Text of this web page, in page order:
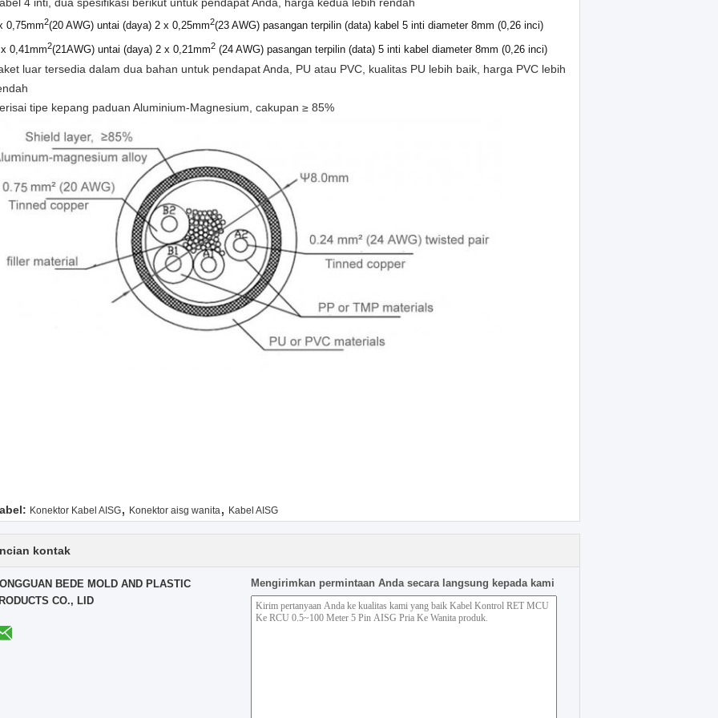
0,75mm2(20 AWG) untai (daya) 2 x 0,25mm2(23 AWG) pasangan terpilin (data) kabel 5 inti diameter 8mm (0,26 inci)
0,41mm2(21AWG) untai (daya) 2 x 0,21mm2 (24 AWG) pasangan terpilin (data) 5 inti kabel diameter 8mm (0,26 inci)
luar tersedia dalam dua bahan untuk pendapat Anda, PU atau PVC, kualitas PU lebih baik, harga PVC lebih
tipe kepang paduan Aluminium-Magnesium, cakupan ≥ 85%
Konektor Kabel AISG, Konektor aisg wanita , Kabel AISG
kontak
BEDE MOLD AND PLASTIC
CO., LID
Mengirimkan permintaan Anda secara langsung kepada kami